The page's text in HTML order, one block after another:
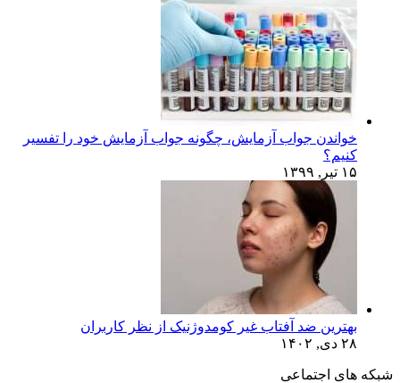
خواندن جواب آزمایش، چگونه جواب آزمایش خود را تفسیر
کنیم؟
۱۵ تیر, ۱۳۹۹
بهترین ضد آفتاب غیر کومدوژنیک از نظر کاربران
۲۸ دی, ۱۴۰۲
شبکه های اجتماعی